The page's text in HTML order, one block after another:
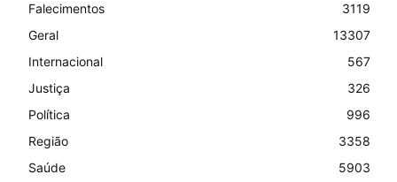
Falecimentos
3119
Geral
13307
Internacional
567
Justiça
326
Política
996
Região
3358
Saúde
5903